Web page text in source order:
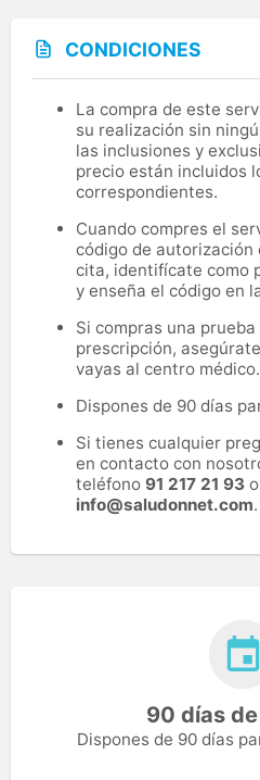
CONDICIONES
La compra de este
su realización sin
las inclusiones y
precio están incluidos
correspondientes.
Cuando compres el
código de autorización
cita, identifícate como
y enseña el código en
Si compras una
prescripción,
vayas al centro médico.
Dispones de 90 días
Si tienes cualquier
en contacto con
teléfono 91 217 21 93
info@saludonnet.com.
90 días
Dispones de 90 días